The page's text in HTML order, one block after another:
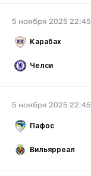
5 ноября 2025 22:45
Карабах
Челси
5 ноября 2025 22:45
Пафос
Вильярреал